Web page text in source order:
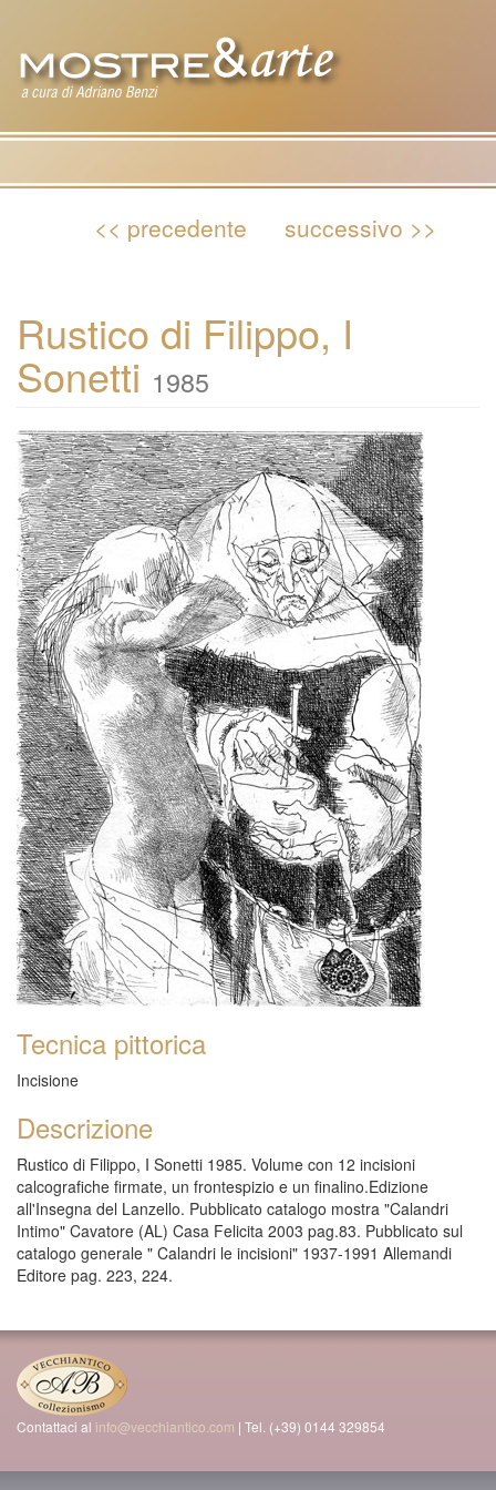
<< precedente successivo >>
Rustico di Filippo, I
Sonetti 1985
Tecnica pittorica
Incisione
Descrizione
Rustico di Filippo, I Sonetti 1985. Volume con 12 incisioni
calcografiche firmate, un frontespizio e un finalino.Edizione
all'Insegna del Lanzello. Pubblicato catalogo mostra "Calandri
Intimo" Cavatore (AL) Casa Felicita 2003 pag.83. Pubblicato sul
catalogo generale " Calandri le incisioni" 1937-1991 Allemandi
Editore pag. 223, 224.
Contattaci al info@vecchiantico.com | Tel. (+39) 0144 329854